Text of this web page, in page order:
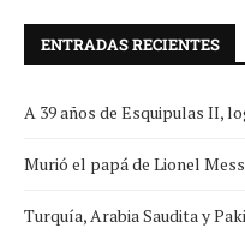
ENTRADAS RECIENTES
A 39 años de Esquipulas II,
Murió el papá de Lionel
Turquía, Arabia Saudita y